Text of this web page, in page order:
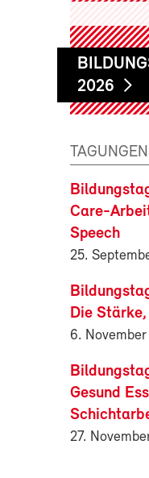
2026
Care-
Speech
25.
Die
6.
Gesund
27.